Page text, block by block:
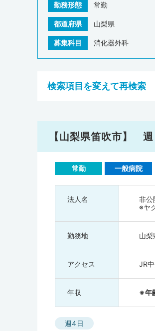
勤務形態
常勤
都道府県 山梨県
募集科目 消化器外科
検索項目を変えて再検索
【山梨県笛吹市】
常勤 一般病院
法人名
非公
※ヤ
勤務地 山梨
アクセス JR
年収 ※年
週4日